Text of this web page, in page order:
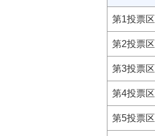
第1投票区
第2投票区
第3投票区
第4投票区
第5投票区